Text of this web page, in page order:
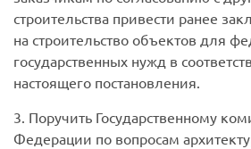
строительства привести ранее
на строительство объектов для
государственных нужд в
настоящего постановления.
3. Поручить Государственному
Федерации по вопросам